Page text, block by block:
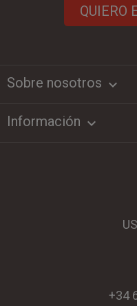
QUIERO
Sobre nosotros keyboard_arrow_down
Información 
+34